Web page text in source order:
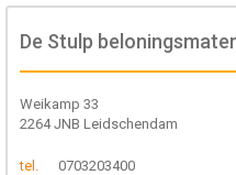
De Stulp
Weikamp 33
2264 JNB Leidschendam
tel.
0703203400